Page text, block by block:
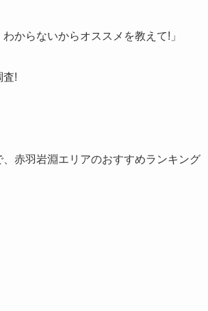
からないからオススメを教えて!」
査!
赤羽岩淵エリアのおすすめランキング